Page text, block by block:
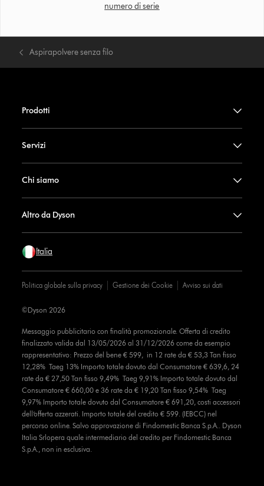
numero di serie
Aspirapolvere senza filo
Prodotti
Servizi
Chi siamo
Altro da Dyson
Italia
Politica globale sulla privacy Gestione dei Cookie Avviso sui dati
Messaggio pubblicitario con finalità promozionale. Offerta di credito
finalizzato valida dal 13/05/2026 al 31/12/2026 come da esempio
rappresentativo: Prezzo del bene € 599, in 12 rate da € 53,3 Tan fisso
12,28% Taeg 13% Importo totale dovuto dal Consumatore € 639,6, 24
rate da € 27,50 Tan fisso 9,49% Taeg 9,91% Importo totale dovuto dal
Consumatore € 660,00 e 36 rate da € 19,20 Tan fisso 9,54% Taeg
9,97% Importo totale dovuto dal Consumatore € 691,20, costi accessori
dell’offerta azzerati. Importo totale del credito € 599. (IEBCC) nel
percorso online. Salvo approvazione di Findomestic Banca S.p.A.. Dyson
Italia Srlopera quale intermediario del credito per Findomestic Banca
S.p.A., non in esclusiva.
©Dyson 2026